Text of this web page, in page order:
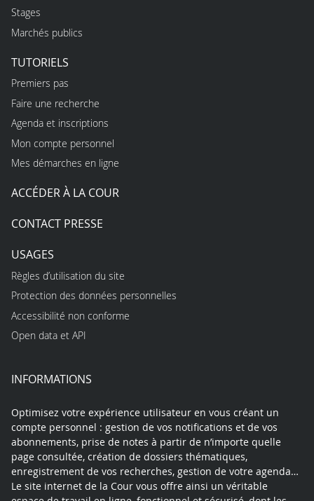
Stages
Marchés publics
TUTORIELS
Premiers pas
Faire une recherche
Agenda et inscriptions
Mon compte personnel
Mes démarches en ligne
ACCÉDER À LA COUR
CONTACT PRESSE
USAGES
Règles d’utilisation du site
Protection des données personnelles
Accessibilité non conforme
Open data et API
INFORMATIONS
Optimisez votre expérience utilisateur en vous créant un
compte personnel : gestion de vos notifications et de vos
abonnements, prise de notes à partir de n’importe quelle
page consultée, création de dossiers thématiques,
enregistrement de vos recherches, gestion de votre agenda…
Le site internet de la Cour vous offre ainsi un véritable